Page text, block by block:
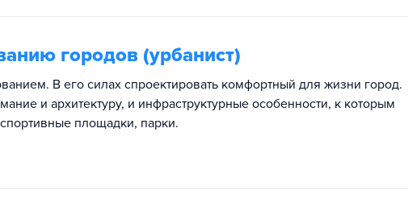
городов (урбанист)
В его силах спроектировать комфортный для жизни город.
и архитектуру, и инфраструктурные особенности, к которым
площадки, парки.